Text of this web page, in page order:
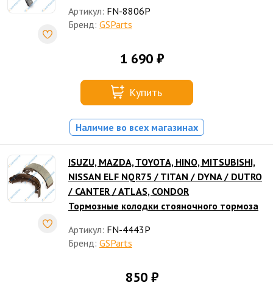
Артикул: FN-8806P
Бренд: GSParts
1 690 ₽
Купить
Наличие во всех магазинах
ISUZU, MAZDA, TOYOTA, HINO, MITSUBISHI,
NISSAN ELF NQR75 / TITAN / DYNA / DUTRO
/ CANTER / ATLAS, CONDOR
Тормозные колодки стояночного тормоза
Артикул: FN-4443P
Бренд: GSParts
850 ₽